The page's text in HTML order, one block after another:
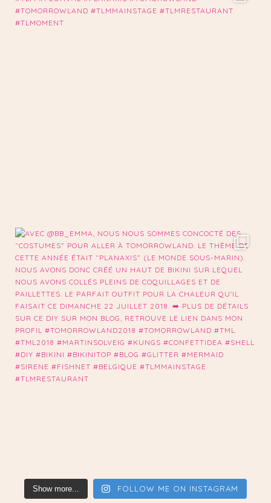
Show more... FOLLOW ME ON INSTAGRAM